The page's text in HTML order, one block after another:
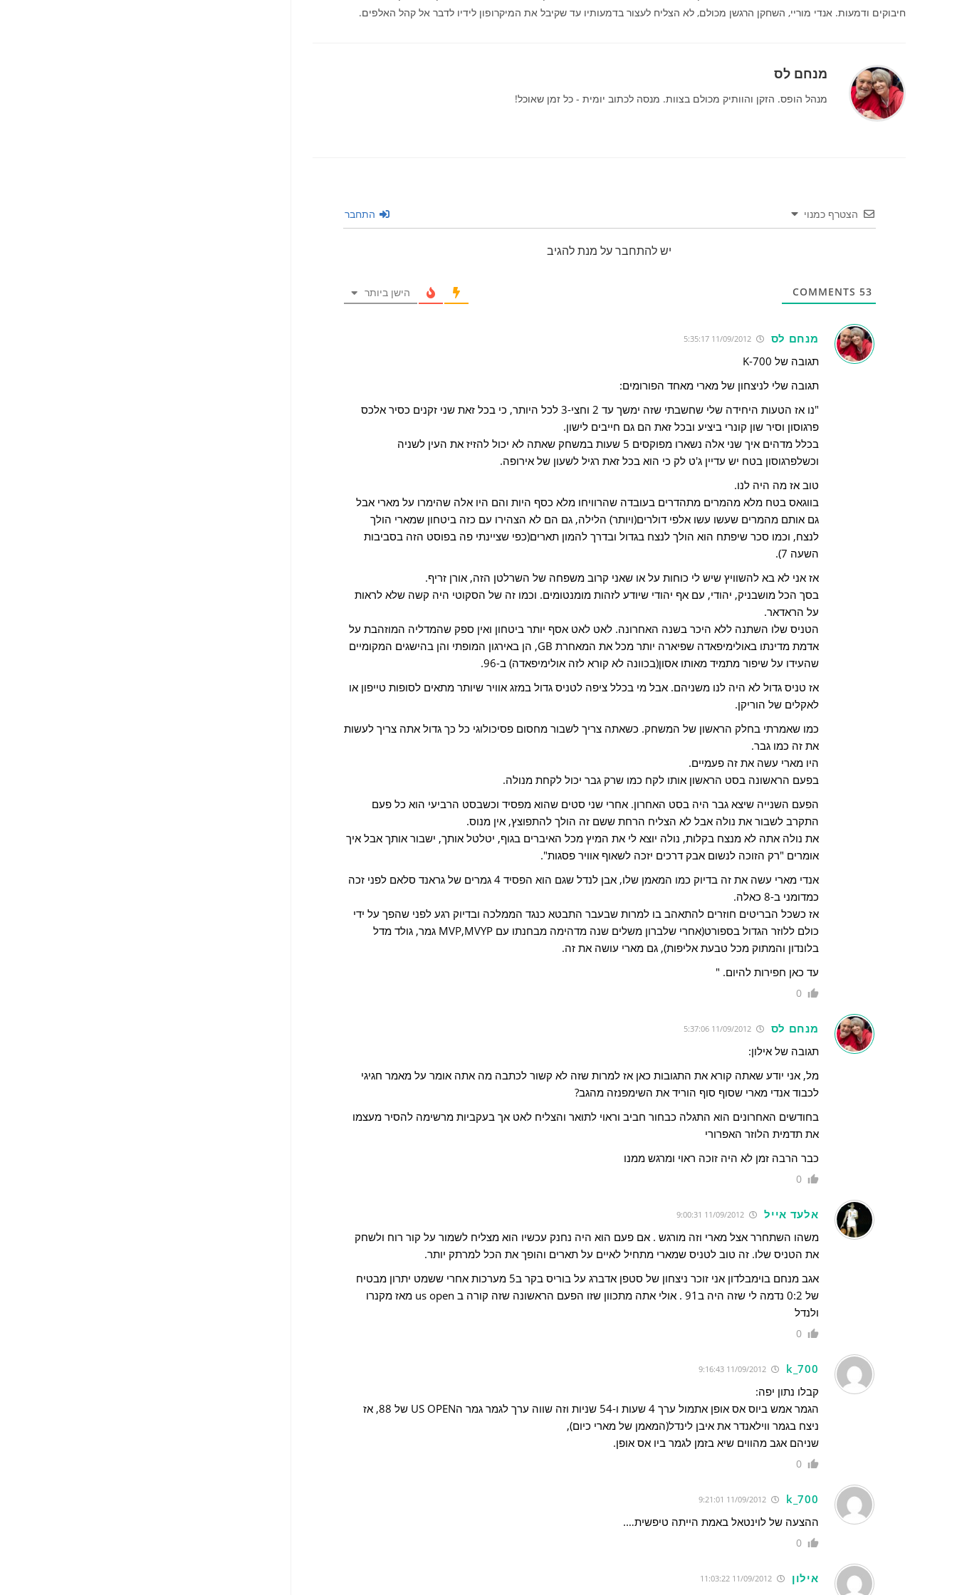
חיבוקים ודמעות. אנדי מוריי, השחקן הרגשן מכולם, לא הצליח לעצור בדמעותיו עד שקיבל את המיקרופון לידיו לדבר אל קהל האלפים.
מנחם לס
מנהל הופס. הזקן והוותיק מכולם בצוות. מנסה לכתוב יומית - כל זמן שאוכל!
הצטרף כמנוי התחבר
יש להתחבר על מנת להגיב
53 הישן ביותר
מנחם לס 11/09/2012 5:35:17
תגובה של K-700
תגובה שלי לניצחון של מארי מאחד הפורומים:
"נו אז הטעות היחידה שלי שחשבתי שזה ימשך עד 2 וחצי-3 לכל היותר, כי בכל זאת שני זקנים כסיר אלכס
פרגוסון וסיר שון קונרי ביציע ובכל זאת הם גם חייבים לישון.
בכלל מדהים איך שני אלה נשארו מפוקסים 5 שעות במשחק שאתה לא יכול להזיז את העין לשניה
וכשלפרגוסון בטח יש עדיין ג'ט לק כי הוא בכל זאת רגיל לשעון של אירופה.
טוב אז מה היה לנו.
בווגאס בטח מלא מהמרים מתהדרים בעובדה שהרוויחו מלא כסף היות והם היו אלה שהימרו על מארי אבל
גם אותם מהמרים שעשו עשו אלפי דולרים(ויותר) הלילה, גם הם לא הצהירו עם כזה ביטחון שמארי הולך
לנצח, וכמו סכר שיפתח הוא הולך לנצח בגדול ובדרך להמון תארים(כפי שציינתי פה בפוסט הזה בסביבות
השעה 7).
אז אני לא בא להשוויץ שיש לי כוחות על או שאני קרוב משפחה של השרלטן הזה, אורן זריף.
בסך הכל מושבניק, יהודי, עם אף יהודי שיודע לזהות מומנטומים. וכמו זה של הסקוטי היה קשה שלא לראות
על הראדאר.
הטניס שלו השתנה ללא היכר בשנה האחרונה. לאט לאט אסף יותר ביטחון ואין ספק שהמדליה המוזהבת על
אדמת מדינתו באולימיפאדה שפיארה יותר מכל את המאחרת GB, הן באירגון המופתי והן בהישגים המקומיים
שהעידו על שיפור מתמיד מאותו אסון(בכוונה לא קורא לזה אולימיפאדה) ב-96.
אז טניס גדול לא היה לנו משניהם. אבל מי בכלל ציפה לטניס גדול במזג אוויר שיותר מתאים לסופות טייפון או
לאקלים של הוריקן.
כמו שאמרתי בחלק הראשון של המשחק. כשאתה צריך לשבור מחסום פסיכולוגי כל כך גדול אתה צריך לעשות
את זה כמו גבר.
היו מארי עשה את זה פעמיים.
בפעם הראשונה בסט הראשון אותו לקח כמו שרק גבר יכול לקחת מנולה.
הפעם השנייה שיצא גבר היה בסט האחרון. אחרי שני סטים שהוא מפסיד וכשבסט הרביעי הוא כל פעם
התקרב לשבור את נולה אבל לא הצליח הרחת ששם זה הולך להתפוצץ, אין מנוס.
את נולה אתה לא מנצח בקלות, נולה יוצא לי את המיץ מכל האיברים בגוף, יטלטל אותך, ישבור אותך אבל איך
אומרים "רק הזוכה לנשום אבק דרכים יזכה לשאוף אוויר פסגות".
אנדי מארי עשה את זה בדיוק כמו המאמן שלו, אבן לנדל שגם הוא הפסיד 4 גמרים של גראנד סלאם לפני זכה
כמדומני ב-8 כאלה.
אז כשכל הבריטים חוזרים להתאהב בו למרות שבעבר התבטא כנגד הממלכה ובדיוק רגע לפני שהפך על ידי
כולם ללוזר הגדול בספורט(אחרי שלברון משלים שנה מדהימה מבחנתו עם MVP,MVYP גמר, גולד מדל
בלונדון והמתוק מכל טבעת אליפות), גם מארי עושה את זה.
עד כאן חפירות להיום. "
0
מנחם לס 11/09/2012 5:37:06
תגובה של אילון:
מל, אני יודע שאתה קורא את התגובות כאן אז למרות שזה לא קשור לכתבה מה אתה אומר על מאמר חגיגי
לכבוד אנדי מארי שסוף סוף הוריד את השימפנזה מהגב?
בחודשים האחרונים הוא התגלה כבחור חביב וראוי לתואר והצליח לאט אך בעקביות מרשימה להסיר מעצמו
את תדמית הלוזר האפרורי
כבר הרבה זמן לא היה זוכה ראוי ומרגש ממנו
0
אלעד אייל
משהו השתחרר אצל מארי וזה מורגש . אם פעם הוא היה נחנק עכשיו הוא מצליח לשמור על קור רוח ולשחק
את הטניס שלו. זה טוב לטניס שמארי מתחיל לאיים על תארים והופך את הכל למרתק יותר.
אגב מנחם בוימבלדון אני זוכר ניצחון של סטפן אדברג על בוריס בקר ב5 מערכות אחרי ששמט יתרון מבטיח
של 0:2 נדמה לי שזה היה ב91 . אולי אתה מתכוון שזו הפעם הראשונה שזה קורה ב us open מאז מקנרו
ולנדל
0
k_700
קבלו נתון יפה:
הגמר אמש ביוס אס אופן אתמול ערך 4 שעות ו-54 שניות וזה שווה ערך לגמר גמר הUS OPEN של 88, אז
ניצח בגמר ווילאנדר את איבן לינדל(המאמן של מארי כיום),
שניהם אגב מהווים שיא בזמן לגמר ביו אס אופן.
0
k_700
ההצעה של לוינטאל באמת הייתה טיפשית….
0
אילון